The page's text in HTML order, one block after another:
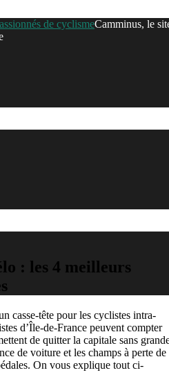
Camminus, le
: les 4 meilleurs
casse-tête pour les cyclistes intra-
d’Île-de-France peuvent compter
de quitter la capitale sans
de voiture et les champs à perte de
On vous explique tout ci-